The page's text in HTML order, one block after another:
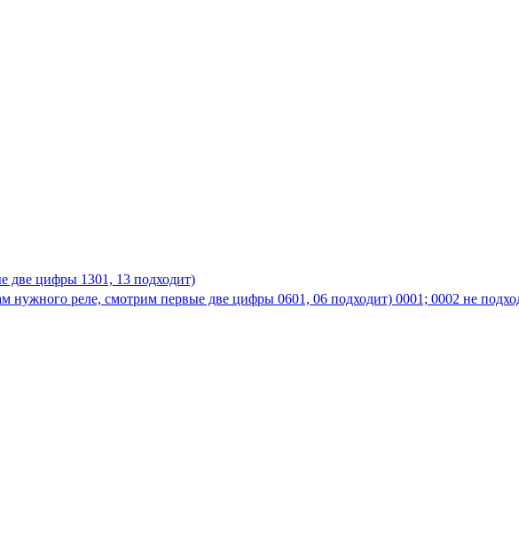
две цифры 1301, 13 подходит)
нужного реле, смотрим первые две цифры 0601, 06 подходит) 0001; 0002 не